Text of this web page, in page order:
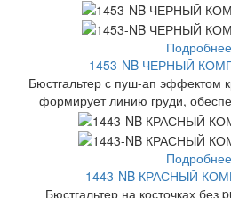
Подробнее
1453-NB ЧЕРНЫЙ
Бюстгальтер с пуш-ап эффектом
формирует линию груди,
Подробнее
1443-NB КРАСНЫЙ
Бюстгальтер на косточках без